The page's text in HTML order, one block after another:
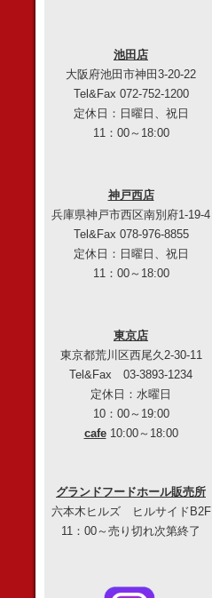
池田店
大阪府池田市神田3-20-22
Tel&Fax 072-752-1200
定休日：日曜日、祝日
11：00～18:00
神戸西店
兵庫県神戸市西区南別府1-19-4
Tel&Fax 078-976-8855
定休日：日曜日、祝日
11：00～18:00
東京店
東京都荒川区西尾久2-30-11
Tel&Fax 03-3893-1234
定休日：水曜日
10：00～19:00
cafe10:00～18:00
グランドフードホール販売所
六本木ヒルズ ヒルサイドB2F
11：00～売り切れ次第終了